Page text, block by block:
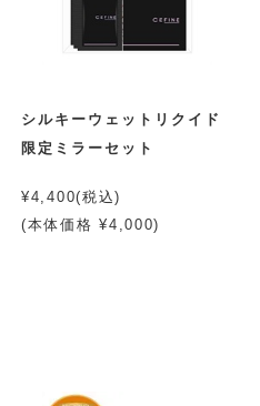
シルキーウェットリクイド
限定ミラーセット
¥4,400(税込)
(本体価格 ¥4,000)